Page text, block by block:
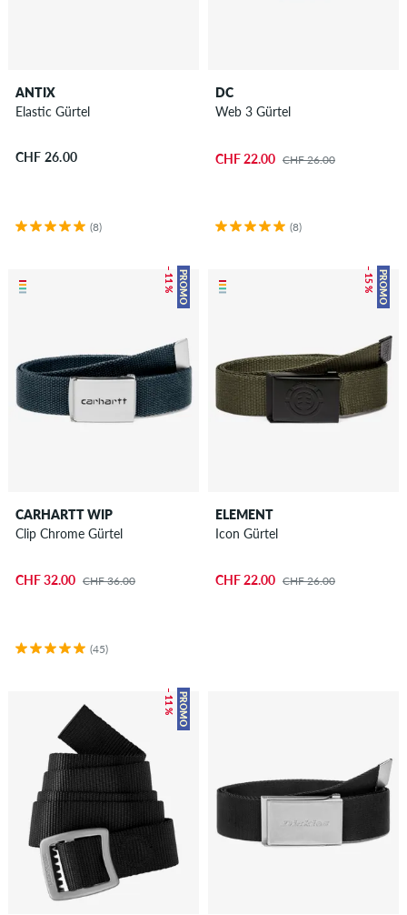
ANTIX
Elastic Gürtel
CHF 26.00
(8)
DC
Web 3 Gürtel
CHF 22.00 CHF 26.00
(8)
PROMO
– 11 %
CARHARTT WIP
Clip Chrome Gürtel
CHF 32.00 CHF 36.00
(45)
PROMO
– 15 %
ELEMENT
Icon Gürtel
CHF 22.00 CHF 26.00
PROMO
– 11 %